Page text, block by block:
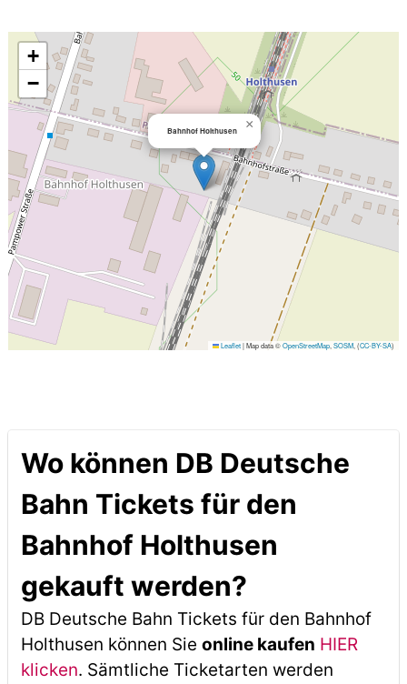
Bahnhof Holthusen ×
+
−
Leaflet|Map data ©OpenStreetMap ,SOSM , (CC-BY-SA)
Wo können DB Deutsche
Bahn Tickets für den
Bahnhof Holthusen
gekauft werden?
DB Deutsche Bahn Tickets für den Bahnhof
Holthusen können Sie online kaufen HIER
klicken. Sämtliche Ticketarten werden